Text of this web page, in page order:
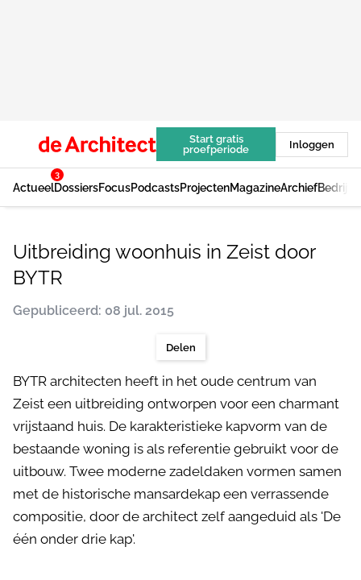
Start gratis
proefperiode
Inloggen
Actueel
3
DossiersFocusPodcastsProjectenMagazineArchief
Uitbreiding woonhuis in Zeist door
BYTR
Gepubliceerd: 08 jul. 2015
Delen
BYTR architecten heeft in het oude centrum van
Zeist een uitbreiding ontworpen voor een charmant
vrijstaand huis. De karakteristieke kapvorm van de
bestaande woning is als referentie gebruikt voor de
uitbouw. Twee moderne zadeldaken vormen samen
met de historische mansardekap een verrassende
compositie, door de architect zelf aangeduid als 'De
één onder drie kap'.